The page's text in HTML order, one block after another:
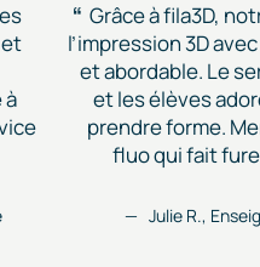
à
Grâce à fila3D,
l’impression 3D
et abordable. Le
et les élèves
prendre forme.
fluo qui fait
Julie R.,